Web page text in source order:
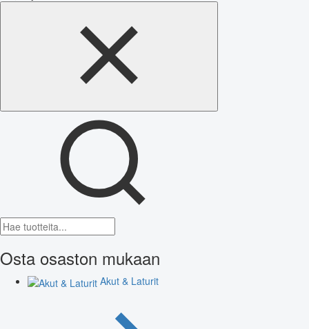
Osta osaston mukaan
Akut & Laturit